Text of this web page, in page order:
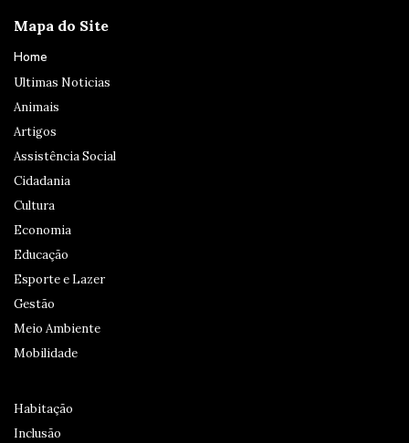
Mapa do Site
Home
Ultimas Noticias
Animais
Artigos
Assistência Social
Cidadania
Cultura
Economia
Educação
Esporte e Lazer
Gestão
Meio Ambiente
Mobilidade
Habitação
Inclusão